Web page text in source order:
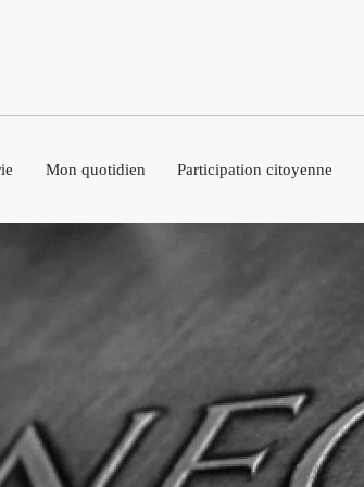
Mon quotidien Participation citoyenne